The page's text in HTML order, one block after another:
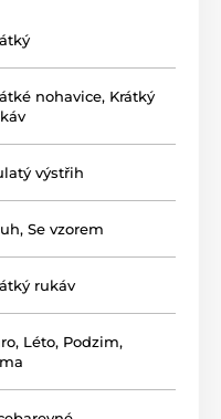
nohavice, Krátký
výstřih
, Se vzorem
rukáv
, Léto, Podzim,